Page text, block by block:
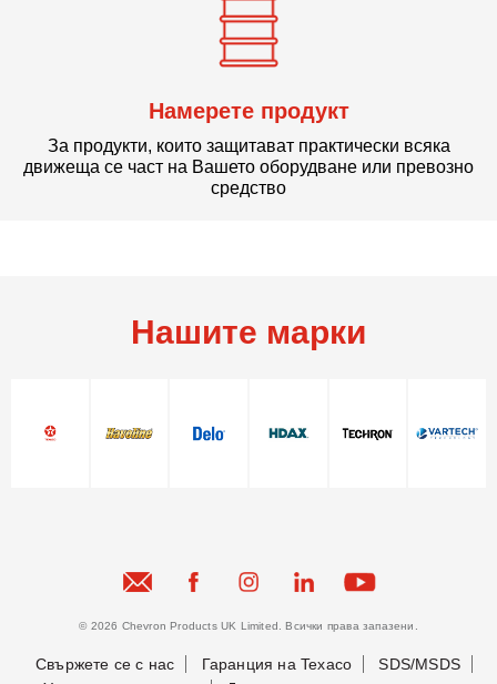
Намерете продукт
За продукти, които защитават практически всяка
движеща се част на Вашето оборудване или превозно
средство
Нашите марки
© 2026 Chevron Products UK Limited. Всички права запазени.
Свържете се с нас Гаранция на Texaco
SDS/MSDS